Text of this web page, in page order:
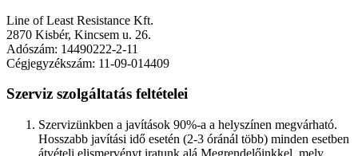
Line of Least Resistance Kft.
2870 Kisbér, Kincsem u. 26.
Adószám: 14490222-2-11
Cégjegyzékszám: 11-09-014409
Szerviz szolgáltatás feltételei
Szervizünkben a javítások 90%-a a helyszínen megvárható.
Hosszabb javítási idő esetén (2-3 óránál több) minden esetben